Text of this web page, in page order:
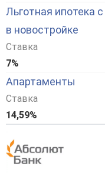
Льготная ипотека
в новостройке
Ставка
7%
Апартаменты
Ставка
14,59%